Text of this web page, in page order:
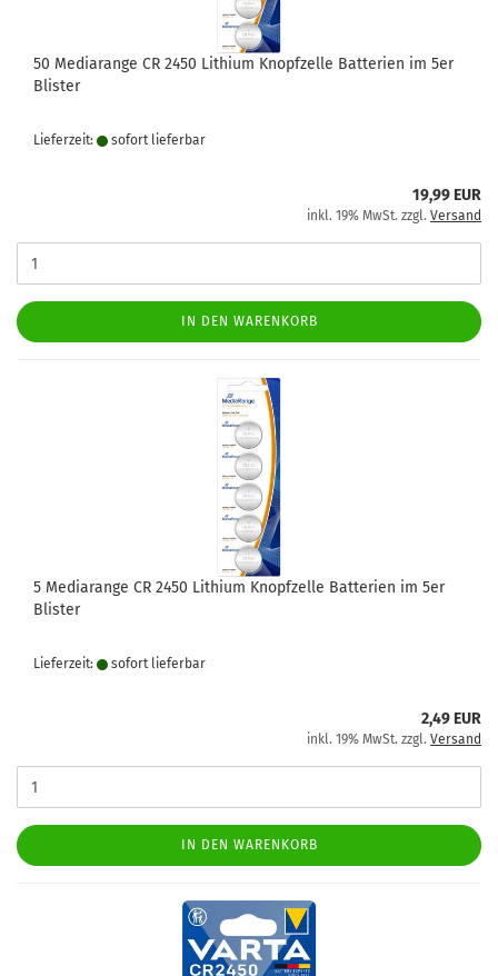
50 Mediarange CR 2450 Lithium Knopfzelle Batterien im 5er
Blister
Lieferzeit: sofort lie­fer­bar
19,99 EUR
inkl. 19% MwSt. zzgl. Versand
IN DEN WARENKORB
5 Mediarange CR 2450 Lithium Knopfzelle Batterien im 5er
Blister
Lieferzeit: sofort lie­fer­bar
2,49 EUR
inkl. 19% MwSt. zzgl. Versand
IN DEN WARENKORB